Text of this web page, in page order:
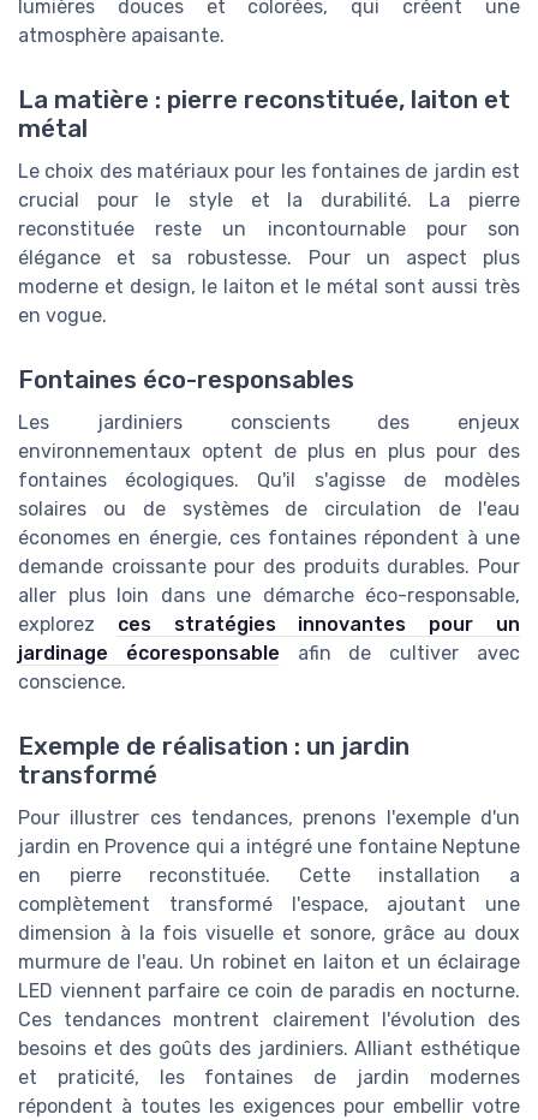
lumières douces et colorées, qui créent une
atmosphère apaisante.
La matière : pierre reconstituée, laiton et
métal
Le choix des matériaux pour les fontaines de jardin est
crucial pour le style et la durabilité. La pierre
reconstituée reste un incontournable pour son
élégance et sa robustesse. Pour un aspect plus
moderne et design, le laiton et le métal sont aussi très
en vogue.
Fontaines éco-responsables
Les jardiniers conscients des enjeux
environnementaux optent de plus en plus pour des
fontaines écologiques. Qu'il s'agisse de modèles
solaires ou de systèmes de circulation de l'eau
économes en énergie, ces fontaines répondent à une
demande croissante pour des produits durables. Pour
aller plus loin dans une démarche éco-responsable,
explorez ces stratégies innovantes pour un
jardinage écoresponsable afin de cultiver avec
conscience.
Exemple de réalisation : un jardin
transformé
Pour illustrer ces tendances, prenons l'exemple d'un
jardin en Provence qui a intégré une fontaine Neptune
en pierre reconstituée. Cette installation a
complètement transformé l'espace, ajoutant une
dimension à la fois visuelle et sonore, grâce au doux
murmure de l'eau. Un robinet en laiton et un éclairage
LED viennent parfaire ce coin de paradis en nocturne.
Ces tendances montrent clairement l'évolution des
besoins et des goûts des jardiniers. Alliant esthétique
et praticité, les fontaines de jardin modernes
répondent à toutes les exigences pour embellir votre